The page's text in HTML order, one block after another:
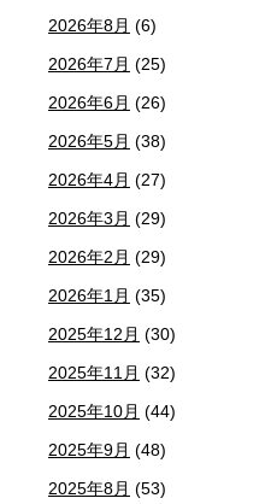
2026年8月 (6)
2026年7月 (25)
2026年6月 (26)
2026年5月 (38)
2026年4月 (27)
2026年3月 (29)
2026年2月 (29)
2026年1月 (35)
2025年12月 (30)
2025年11月 (32)
2025年10月 (44)
2025年9月 (48)
2025年8月 (53)